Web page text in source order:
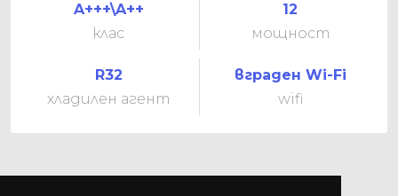
A+++\A++
клас
12
мощност
R32
хладилен агент
вграден Wi-Fi
wifi